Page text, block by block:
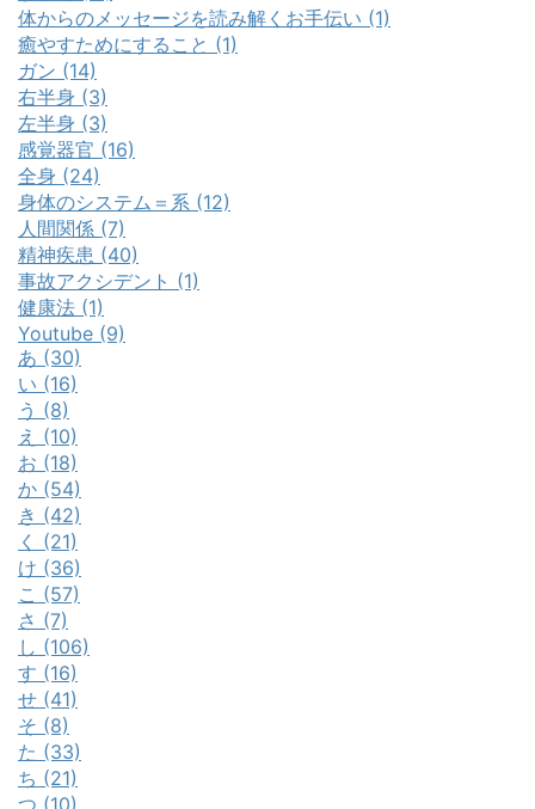
体からのメッセージを読み解くお手伝い (1)
癒やすためにすること (1)
ガン (14)
右半身 (3)
左半身 (3)
感覚器官 (16)
全身 (24)
身体のシステム＝系 (12)
人間関係 (7)
精神疾患 (40)
事故アクシデント (1)
健康法 (1)
Youtube (9)
あ (30)
い (16)
う (8)
え (10)
お (18)
か (54)
き (42)
く (21)
け (36)
こ (57)
さ (7)
し (106)
す (16)
せ (41)
そ (8)
た (33)
ち (21)
つ (10)